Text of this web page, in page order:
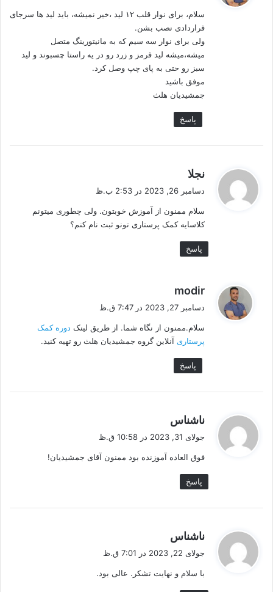
:
سلام، برای نوار قلب ۱۲ لید ،خیر نمیشه، باید لید ها سرجای
قراردادی نصب بشن.
ولی برای نوار سه سیم که به مانیتورینگ متصل
میشه،میشه لید قرمز و زرد رو در یه راستا چسبوند و لید
سبز رو حتی به پای چپ وصل کرد.
موفق باشید
جمشیدیان هلث
پاسخ
نجلا
دسامبر 26, 2023 در 2:53 ب.ظ
سلام ممنون از آموزش خوبتون. ولی چطوری میتونم
کلاسایه کمک پرستاری تونو ثبت نام کنم؟
پاسخ
modir
ف
:
دسامبر 27, 2023 در 7:47 ق.ظ
سلام.ممنون از نگاه شما. از طریق لینک دوره کمک
پرستاری آنلاین گروه جمشیدیان هلث رو تهیه کنید.
پاسخ
ناشناس
ف
جولای 31, 2023 در 10:58 ق.ظ
فوق العاده آموزنده بود ممنون آقای جمشیدیان!
پاسخ
ناشناس
ف
:
جولای 22, 2023 در 7:01 ق.ظ
با سلام و نهایت تشکر. عالی بود.